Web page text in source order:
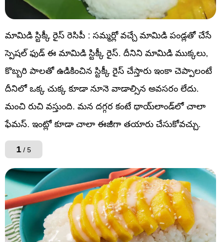
మామిడి స్టిక్కీ రైస్ రెసిపీ : సమ్మర్లో వచ్చే మామిడి పండ్లతో చేసే
స్పెషల్ ఫుడ్ ఈ మామిడి స్టిక్కీ రైస్. దీనిని మామిడి ముక్కలు,
కొబ్బరి పాలతో ఉడికించిన స్టిక్కీ రైస్ చేస్తారు ఇంకా చెప్పాలంటే
దీనిలో ఒక్క చుక్క కూడా నూనె వాడాల్సిన అవసరం లేదు.
మంచి రుచి వస్తుంది. మన దగ్గర కంటే థాయ్‌లాండ్‌లో చాలా
ఫేమస్. ఇంట్లో కూడా చాలా ఈజీగా తయారు చేసుకోవచ్చు.
1 / 5